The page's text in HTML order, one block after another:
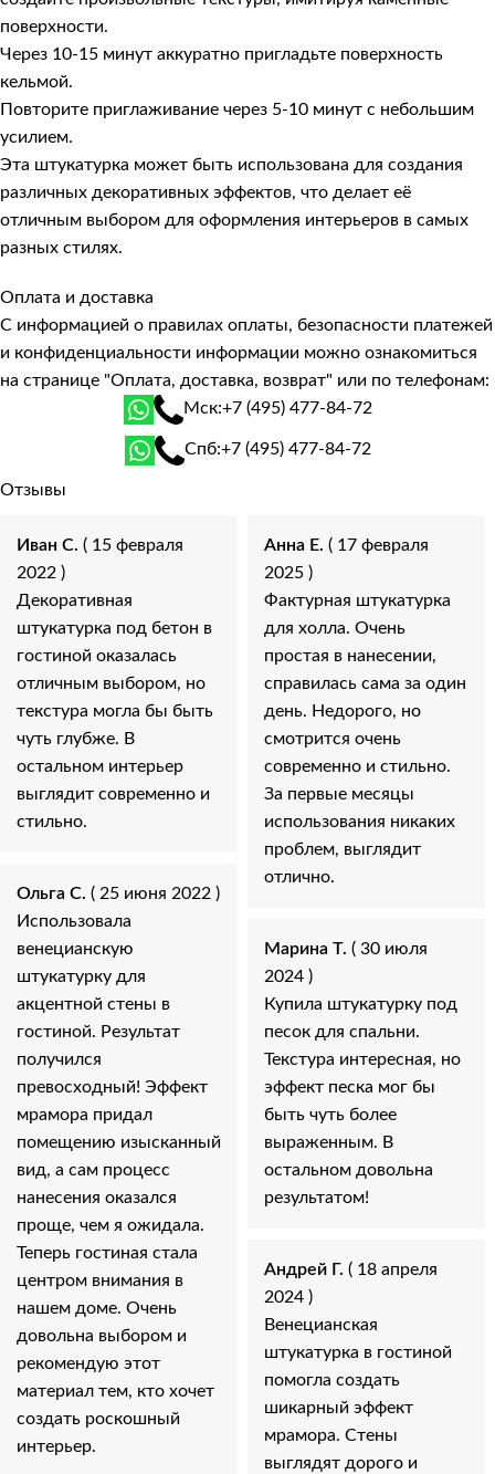
поверхности.
Через 10-15 минут аккуратно пригладьте поверхность
кельмой.
Повторите приглаживание через 5-10 минут с небольшим
усилием.
Эта штукатурка может быть использована для создания
различных декоративных эффектов, что делает её
отличным выбором для оформления интерьеров в самых
разных стилях.
Оплата и доставка
С информацией о правилах оплаты, безопасности платежей
и конфиденциальности информации можно ознакомиться
на странице "Оплата, доставка, возврат" или по телефонам:
Мск:+7 (495) 477-84-72
Спб:+7 (495) 477-84-72
Отзывы
Иван С. ( 15 февраля
2022 )
Декоративная
штукатурка под бетон в
гостиной оказалась
отличным выбором, но
текстура могла бы быть
чуть глубже. В
остальном интерьер
выглядит современно и
стильно.
Ольга С. ( 25 июня 2022 )
Использовала
венецианскую
штукатурку для
акцентной стены в
гостиной. Результат
получился
превосходный! Эффект
мрамора придал
помещению изысканный
вид, а сам процесс
нанесения оказался
проще, чем я ожидала.
Теперь гостиная стала
центром внимания в
нашем доме. Очень
довольна выбором и
рекомендую этот
материал тем, кто хочет
создать роскошный
интерьер.
Анна Е. ( 17 февраля
2025 )
Фактурная штукатурка
для холла. Очень
простая в нанесении,
справилась сама за один
день. Недорого, но
смотрится очень
современно и стильно.
За первые месяцы
использования никаких
проблем, выглядит
отлично.
Марина Т. ( 30 июля
2024 )
Купила штукатурку под
песок для спальни.
Текстура интересная, но
эффект песка мог бы
быть чуть более
выраженным. В
остальном довольна
результатом!
Андрей Г. ( 18 апреля
2024 )
Венецианская
штукатурка в гостиной
помогла создать
шикарный эффект
мрамора. Стены
выглядят дорого и